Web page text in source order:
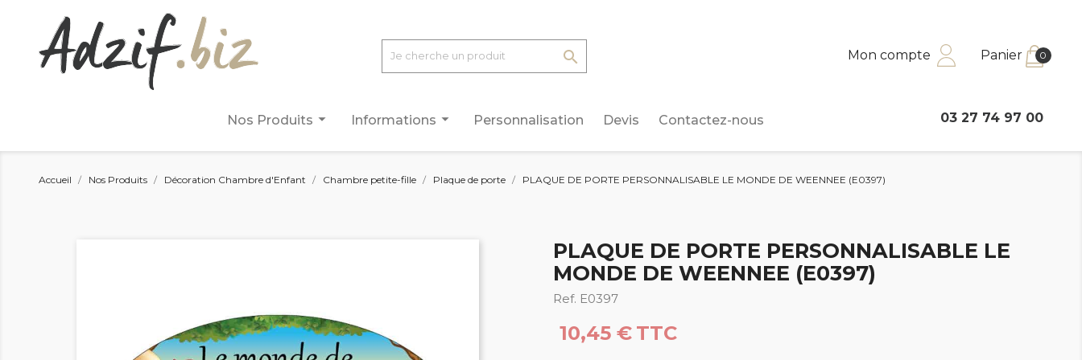
 Mon compte Panier 0
arrow_drop_down
Nos Produits arrow_drop_down
Informations Personnalisation Devis Contactez-nous 03 27 74 97 00
Accueil Nos Produits Décoration Chambre d'Enfant Chambre petite-fille Plaque de porte PLAQUE DE PORTE PERSONNALISABLE LE MONDE DE WEENNEE (E0397)
PLAQUE DE PORTE PERSONNALISABLE LE
MONDE DE WEENNEE (E0397)
Ref. E0397
10,45 € TTC